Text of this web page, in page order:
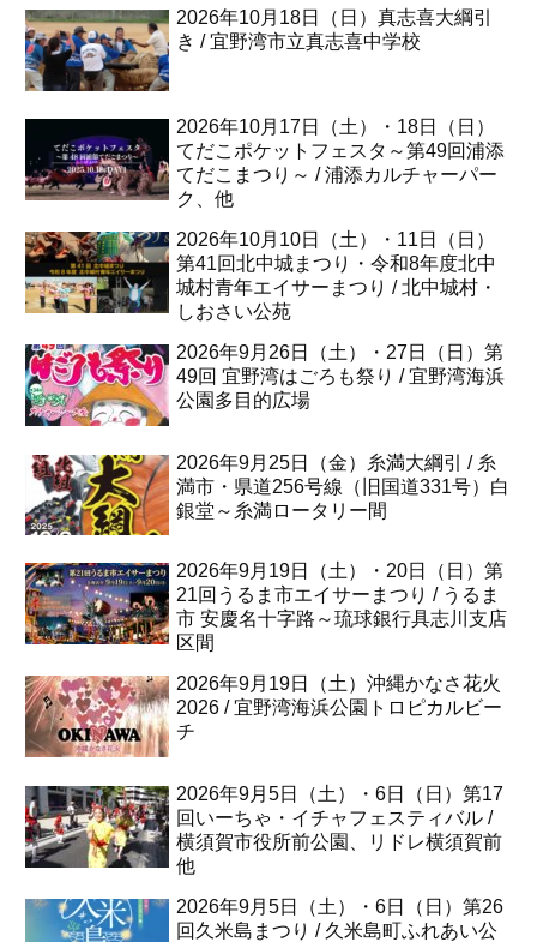
2026年10月18日（日）真志喜大綱引
き / 宜野湾市立真志喜中学校
2026年10月17日（土）・18日（日）
てだこポケットフェスタ～第49回浦添
てだこまつり～ / 浦添カルチャーパー
ク、他
2026年10月10日（土）・11日（日）
第41回北中城まつり・令和8年度北中
城村青年エイサーまつり / 北中城村・
しおさい公苑
2026年9月26日（土）・27日（日）第
49回 宜野湾はごろも祭り / 宜野湾海浜
公園多目的広場
2026年9月25日（金）糸満大綱引 / 糸
満市・県道256号線（旧国道331号）白
銀堂～糸満ロータリー間
2026年9月19日（土）・20日（日）第
21回うるま市エイサーまつり / うるま
市 安慶名十字路～琉球銀行具志川支店
区間
2026年9月19日（土）沖縄かなさ花火
2026 / 宜野湾海浜公園トロピカルビー
チ
2026年9月5日（土）・6日（日）第17
回いーちゃ・イチャフェスティバル /
横須賀市役所前公園、リドレ横須賀前
他
2026年9月5日（土）・6日（日）第26
回久米島まつり / 久米島町ふれあい公